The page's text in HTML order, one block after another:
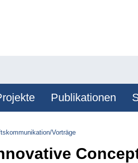
Publikationen
Vorträge